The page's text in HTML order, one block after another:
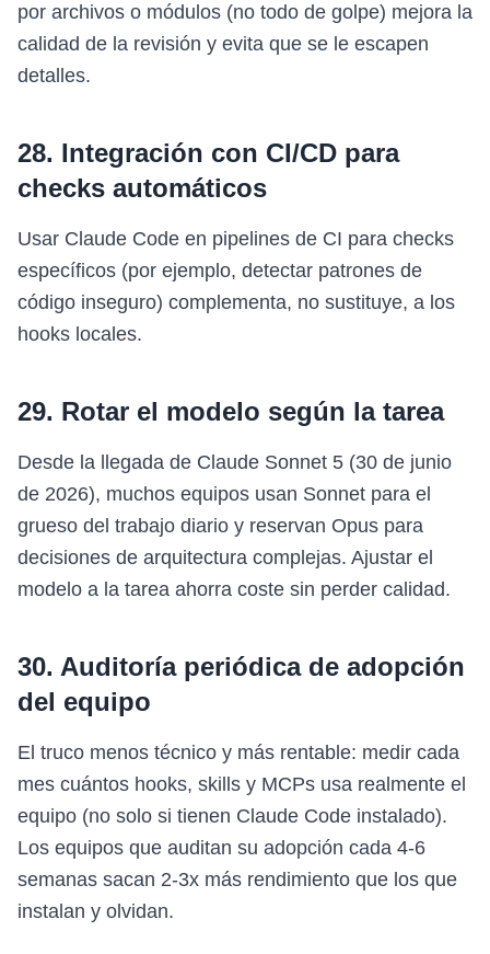
por archivos o módulos (no todo de golpe) mejora la
calidad de la revisión y evita que se le escapen
detalles.
28. Integración con CI/CD para
checks automáticos
Usar Claude Code en pipelines de CI para checks
específicos (por ejemplo, detectar patrones de
código inseguro) complementa, no sustituye, a los
hooks locales.
29. Rotar el modelo según la tarea
Desde la llegada de Claude Sonnet 5 (30 de junio
de 2026), muchos equipos usan Sonnet para el
grueso del trabajo diario y reservan Opus para
decisiones de arquitectura complejas. Ajustar el
modelo a la tarea ahorra coste sin perder calidad.
30. Auditoría periódica de adopción
del equipo
El truco menos técnico y más rentable: medir cada
mes cuántos hooks, skills y MCPs usa realmente el
equipo (no solo si tienen Claude Code instalado).
Los equipos que auditan su adopción cada 4-6
semanas sacan 2-3x más rendimiento que los que
instalan y olvidan.